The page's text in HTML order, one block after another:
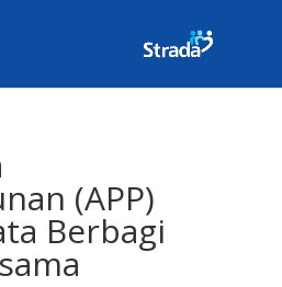
(APP)
Berbagi